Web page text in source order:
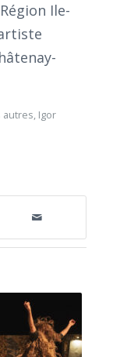
Ile-
autres, Igor